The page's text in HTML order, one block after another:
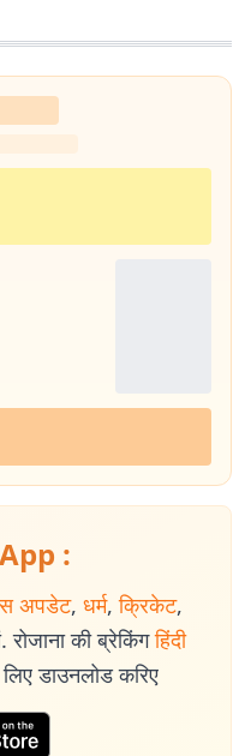
:
अपडेट, धर्म, क्रिकेट,
की ब्रेकिंग हिंदी
डाउनलोड करिए